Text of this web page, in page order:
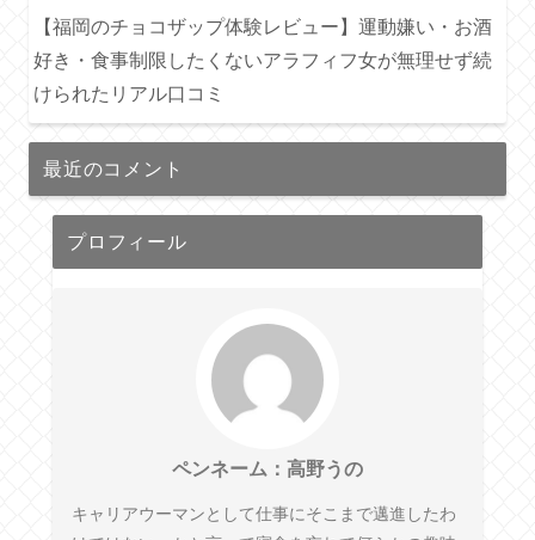
【福岡のチョコザップ体験レビュー】運動嫌い・お酒
好き・食事制限したくないアラフィフ女が無理せず続
けられたリアル口コミ
最近のコメント
プロフィール
ペンネーム：高野うの
キャリアウーマンとして仕事にそこまで邁進したわ